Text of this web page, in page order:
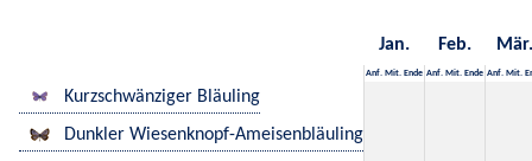
Jan. Feb. Mär.
Anf. Mit. Ende Anf. Mit. Ende Anf. Mit.
Kurzschwänziger Bläuling
Dunkler Wiesenknopf-Ameisenbläuling